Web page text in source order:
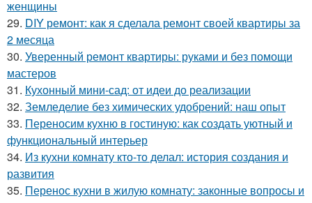
женщины
29. DIY ремонт: как я сделала ремонт своей квартиры за
2 месяца
30. Уверенный ремонт квартиры: руками и без помощи
мастеров
31. Кухонный мини-сад: от идеи до реализации
32. Земледелие без химических удобрений: наш опыт
33. Переносим кухню в гостиную: как создать уютный и
функциональный интерьер
34. Из кухни комнату кто-то делал: история создания и
развития
35. Перенос кухни в жилую комнату: законные вопросы и